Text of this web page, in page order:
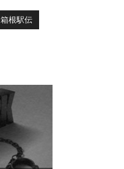
箱根駅伝